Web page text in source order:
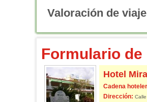
Valoración de
Formulario
Hotel
Cadena
Dirección: